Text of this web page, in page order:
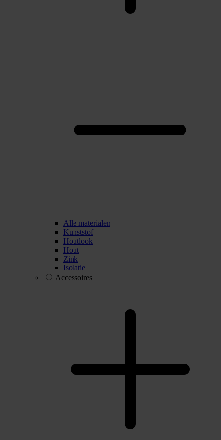
Alle materialen
Kunststof
Houtlook
Hout
Zink
Isolatie
Accessoires